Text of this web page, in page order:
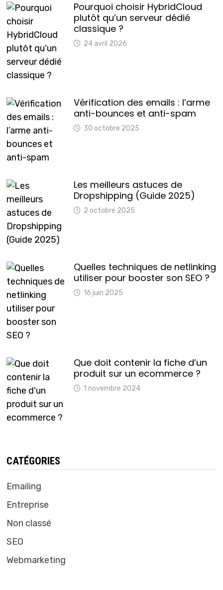
Pourquoi choisir HybridCloud
plutôt qu’un serveur dédié
classique ?
24 avril 2026
Vérification des emails : l’arme
anti-bounces et anti-spam
30 octobre 2025
Les meilleurs astuces de
Dropshipping (Guide 2025)
2 octobre 2025
Quelles techniques de netlinking
utiliser pour booster son SEO ?
16 juin 2025
Que doit contenir la fiche d’un
produit sur un ecommerce ?
1 novembre 2024
CATÉGORIES
Emailing
Entreprise
Non classé
SEO
Webmarketing